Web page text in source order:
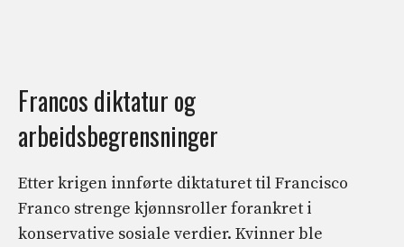
Francos diktatur og
arbeidsbegrensninger
Etter krigen innførte diktaturet til Francisco
Franco strenge kjønnsroller forankret i
konservative sosiale verdier. Kvinner ble